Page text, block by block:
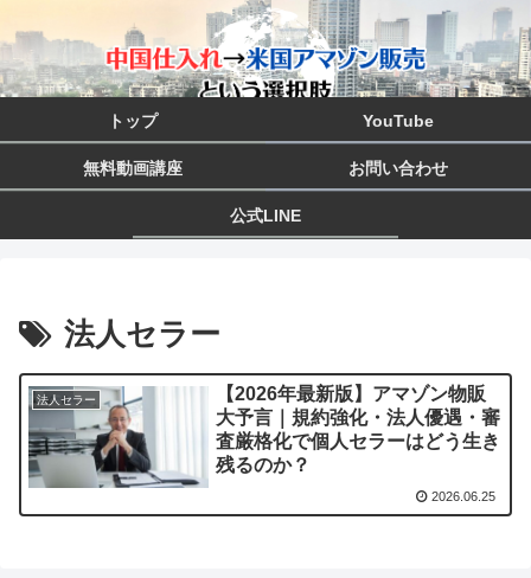
トップ YouTube
無料動画講座 お問い合わせ
公式LINE
法人セラー
法人セラー
【2026年最新版】アマゾン物販
大予言｜規約強化・法人優遇・審
査厳格化で個人セラーはどう生き
残るのか？
2026.06.25